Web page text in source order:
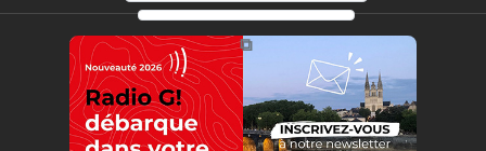
https://radio-g.fr?5143
⧉